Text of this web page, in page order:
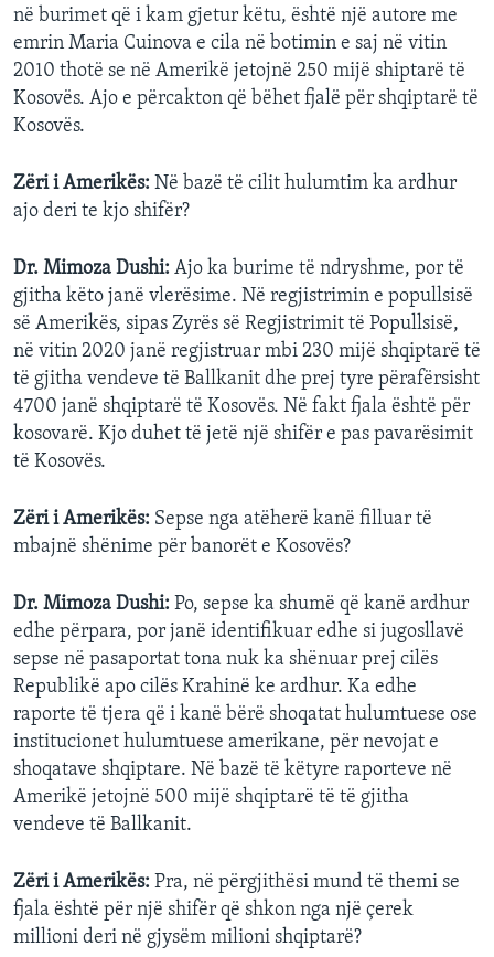
në burimet që i kam gjetur këtu, është një autore me
emrin Maria Cuinova e cila në botimin e saj në vitin
2010 thotë se në Amerikë jetojnë 250 mijë shiptarë të
Kosovës. Ajo e përcakton që bëhet fjalë për shqiptarë të
Kosovës.
Zëri i Amerikës: Në bazë të cilit hulumtim ka ardhur
ajo deri te kjo shifër?
Dr. Mimoza Dushi: Ajo ka burime të ndryshme, por të
gjitha këto janë vlerësime. Në regjistrimin e popullsisë
së Amerikës, sipas Zyrës së Regjistrimit të Popullsisë,
në vitin 2020 janë regjistruar mbi 230 mijë shqiptarë të
të gjitha vendeve të Ballkanit dhe prej tyre përafërsisht
4700 janë shqiptarë të Kosovës. Në fakt fjala është për
kosovarë. Kjo duhet të jetë një shifër e pas pavarësimit
të Kosovës.
Zëri i Amerikës: Sepse nga atëherë kanë filluar të
mbajnë shënime për banorët e Kosovës?
Dr. Mimoza Dushi: Po, sepse ka shumë që kanë ardhur
edhe përpara, por janë identifikuar edhe si jugosllavë
sepse në pasaportat tona nuk ka shënuar prej cilës
Republikë apo cilës Krahinë ke ardhur. Ka edhe
raporte të tjera që i kanë bërë shoqatat hulumtuese ose
institucionet hulumtuese amerikane, për nevojat e
shoqatave shqiptare. Në bazë të këtyre raporteve në
Amerikë jetojnë 500 mijë shqiptarë të të gjitha
vendeve të Ballkanit.
Zëri i Amerikës: Pra, në përgjithësi mund të themi se
fjala është për një shifër që shkon nga një çerek
millioni deri në gjysëm milioni shqiptarë?